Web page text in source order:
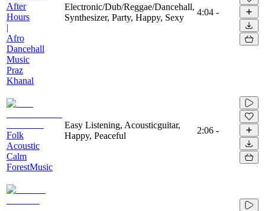
After
Hours
|
Afro
Dancehall
Music
Praz
Khanal
Electronic/Dub/Reggae/Dancehall,
Synthesizer, Party, Happy, Sexy
4:04 -
Folk
Acoustic
Calm
ForestMusic
Easy Listening, Acousticguitar,
Happy, Peaceful
2:06 -